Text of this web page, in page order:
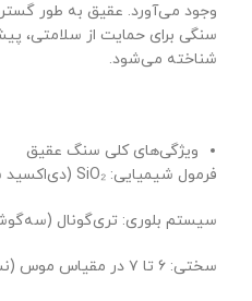
وجود می‌آورد. عقیق به طور
سنگی برای حمایت از سلامتی،
شناخته می‌شود.
ویژگی‌های کلی سنگ عقیق
فرمول شیمیایی: SiO₂ (دی‌اکسید سیلیکون)
سیستم بلوری: تری‌گونال
سختی: ۶ تا ۷ در مقیاس موس (نسبتاً سخت)